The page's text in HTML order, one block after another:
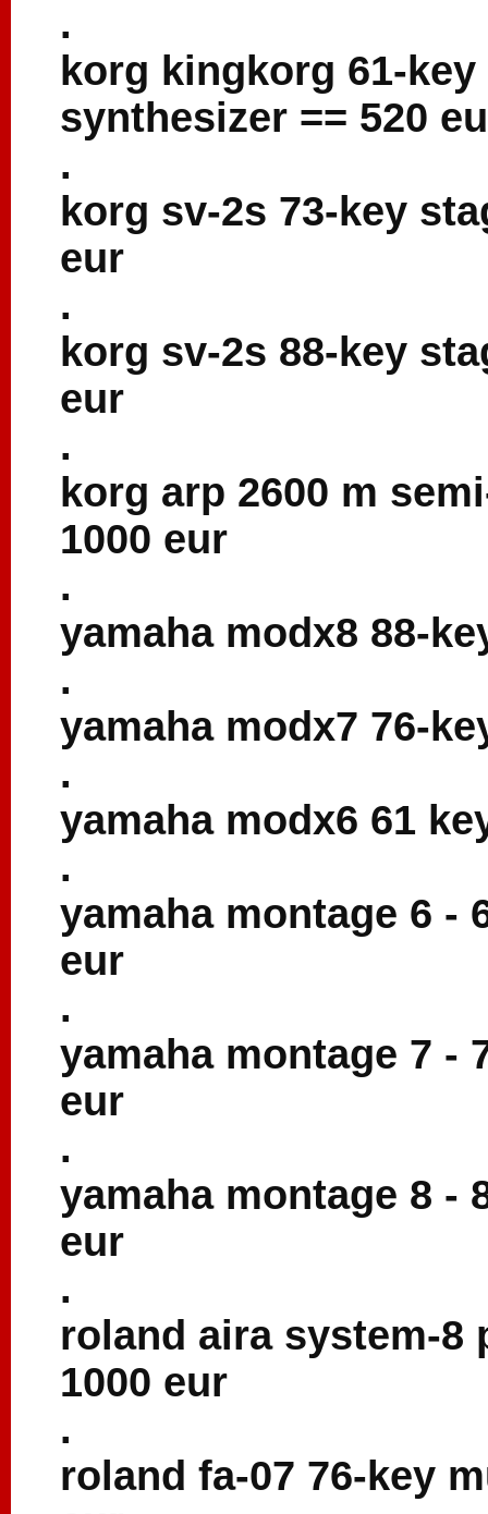
.
korg kingkorg 61-
synthesizer == 520
.
korg sv-2s 73-key
eur
.
korg sv-2s 88-key
eur
.
korg arp 2600 m
1000 eur
.
yamaha modx8 88-
.
yamaha modx7 76-
.
yamaha modx6 61
.
yamaha montage 6 -
eur
.
yamaha montage 7 -
eur
.
yamaha montage 8 -
eur
.
roland aira system-8
1000 eur
.
roland fa-07 76-key